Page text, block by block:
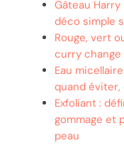
Gâteau
déco simple
Rouge, vert
curry
Eau
quand
Exfoliant :
gommage et
peau